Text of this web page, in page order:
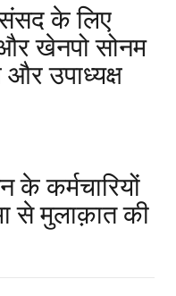
संसद के लिए
खेनपो सोनम
उपाध्यक्ष
के कर्मचारियों
से मुलाक़ात की